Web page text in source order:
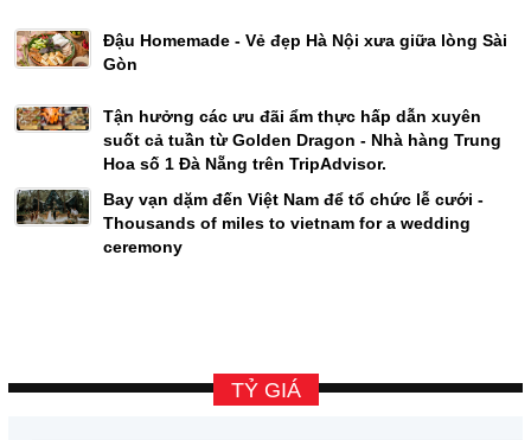
Đậu Homemade - Vẻ đẹp Hà Nội xưa giữa lòng Sài
Gòn
Tận hưởng các ưu đãi ẩm thực hấp dẫn xuyên
suốt cả tuần từ Golden Dragon - Nhà hàng Trung
Hoa số 1 Đà Nẵng trên TripAdvisor.
Bay vạn dặm đến Việt Nam để tổ chức lễ cưới -
Thousands of miles to vietnam for a wedding
ceremony
TỶ GIÁ